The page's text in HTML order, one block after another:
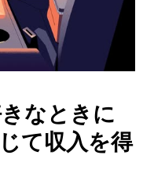
なときに
て収入を得